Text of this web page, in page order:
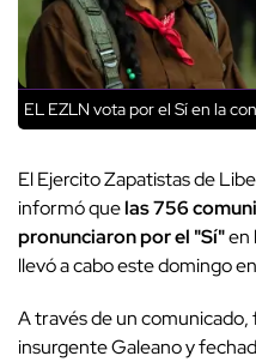
EL EZLN vota por el Sí en la
El Ejercito Zapatistas de
informó quelas 756
pronunciaron por el "Sí"en
llevó a cabo este domingo
A través de un
insurgente Galeano y